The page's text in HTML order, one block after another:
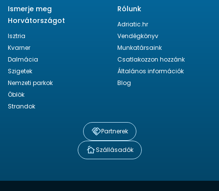
Ismerje meg
Horvátországot
Isztria
Kvarner
Dalmácia
Szigetek
Nemzeti parkok
Öblök
Strandok
Rólunk
Adriatic.hr
Vendégkönyv
Munkatársaink
Csatlakozzon hozzánk
Általános információk
Blog
Partnerek
Szállásadók